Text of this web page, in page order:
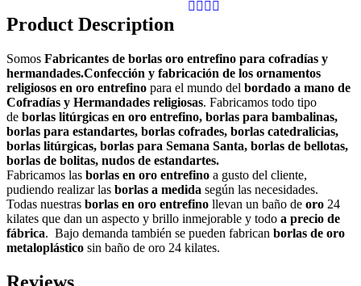
Product Description
Somos Fabricantes de borlas oro entrefino para cofradías y
hermandades.Confección y fabricación de los ornamentos
religiosos en oro entrefino para el mundo del bordado a mano de
Cofradías y Hermandades religiosas. Fabricamos todo tipo
de borlas litúrgicas en oro entrefino, borlas para bambalinas,
borlas para estandartes, borlas cofrades, borlas catedralicias,
borlas litúrgicas, borlas para Semana Santa, borlas de bellotas,
borlas de bolitas, nudos de estandartes.
Fabricamos las borlas en oro entrefino a gusto del cliente,
pudiendo realizar las borlas a medida según las necesidades.
Todas nuestras borlas en oro entrefino llevan un baño de oro 24
kilates que dan un aspecto y brillo inmejorable y todo a precio de
fábrica. Bajo demanda también se pueden fabrican borlas de oro
metaloplástico sin baño de oro 24 kilates.